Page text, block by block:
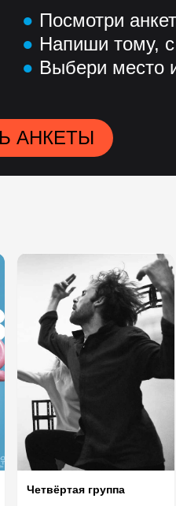
● Посмотри
● Напиши тому,
● Выбери место
АНКЕТЫ
Четвёртая группа